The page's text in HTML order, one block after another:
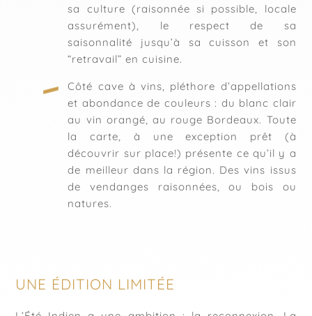
sa culture (raisonnée si possible, locale
assurément), le respect de sa
saisonnalité jusqu’à sa cuisson et son
“retravail” en cuisine.
Côté cave à vins, pléthore d’appellations
et abondance de couleurs : du blanc clair
au vin orangé, au rouge Bordeaux. Toute
la carte, à une exception prêt (à
découvrir sur place!) présente ce qu’il y a
de meilleur dans la région. Des vins issus
de vendanges raisonnées, ou bois ou
natures.
UNE ÉDITION LIMITÉE